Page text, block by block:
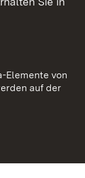
Elemente von
auf der